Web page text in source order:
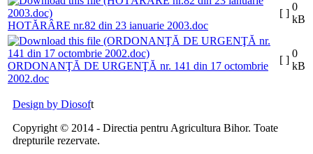
HOTĂRÂRE nr.82 din 23 ianuarie 2003.doc
[ ]
0
kB
ORDONANŢĂ DE URGENŢĂ nr. 141 din 17 octombrie
2002.doc
[ ]
0
kB
Design by Diosoft
Copyright © 2014 - Directia pentru Agricultura Bihor. Toate
drepturile rezervate.